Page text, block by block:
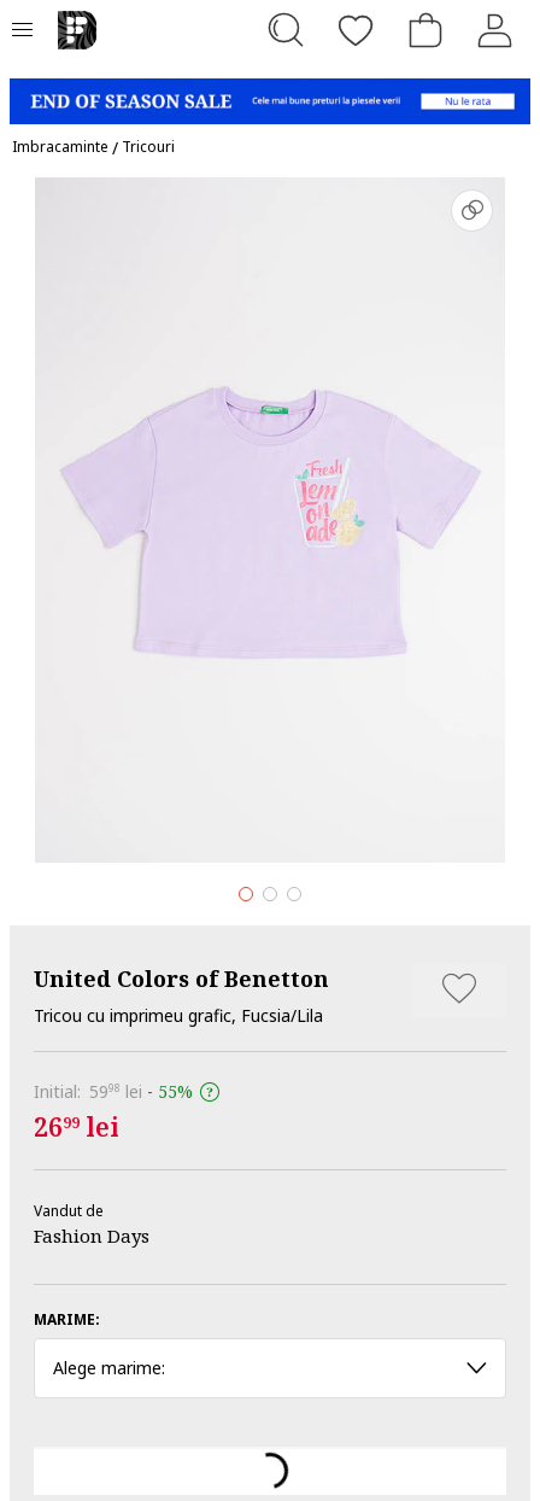
Imbracaminte / Tricouri
United Colors of Benetton
Tricou cu imprimeu grafic, Fucsia/Lila
Initial: 5998 lei - 55%
2699 lei
Vandut de
Fashion Days
MARIME:
Alege marime: